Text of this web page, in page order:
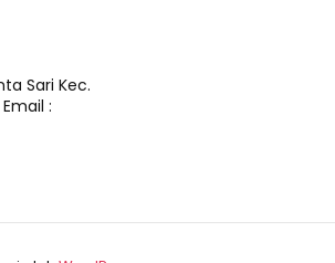
Sari Kec.
: